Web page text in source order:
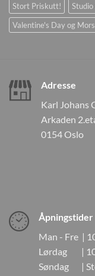
Stort Priskutt!
Valentine's Day og
Adresse
Karl Johans
Arkaden
0154 Oslo
Åpningstider
Man - Fre |
Lørdag |
Søndag |